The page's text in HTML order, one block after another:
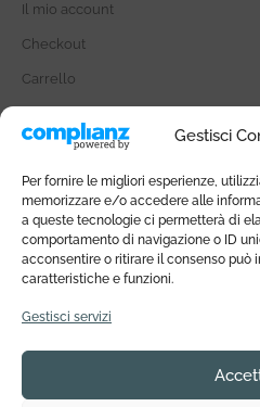
Gestisci
Per fornire le migliori esperienze,
memorizzare e/o accedere alle
a queste tecnologie ci permetterà di
comportamento di navigazione o ID
acconsentire o ritirare il consenso può
caratteristiche e funzioni.
Gestisci servizi
Il mio account
Checkout
Carrello
SOCIAL MEDIA
METODI DI PAGAMENTO